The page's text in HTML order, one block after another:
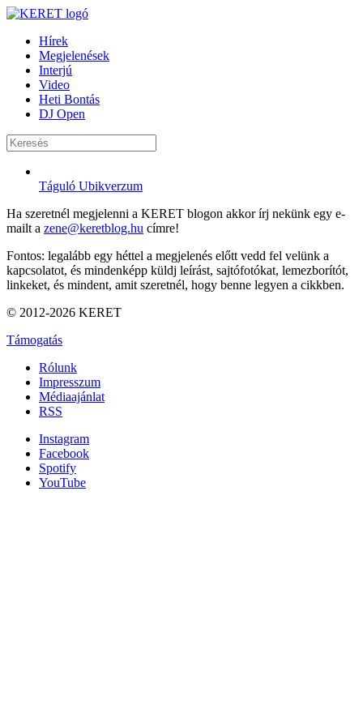
Hírek
Megjelenések
Interjú
Video
Heti Bontás
DJ Open
Táguló Ubikverzum
Ha szeretnél megjelenni a KERET blogon akkor írj nekünk egy e-
mailt a zene@keretblog.hu címre!
Fontos: legalább egy héttel a megjelenés előtt vedd fel velünk a
kapcsolatot, és mindenképp küldj leírást, sajtófotókat, lemezborítót,
linkeket, és mindent, amit szeretnél, hogy benne legyen a cikkben.
© 2012-2026 KERET
Támogatás
Rólunk
Impresszum
Médiaajánlat
RSS
Instagram
Facebook
Spotify
YouTube